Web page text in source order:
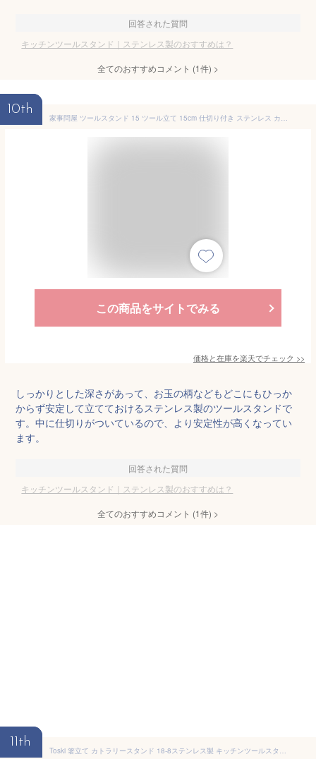
回答された質問
キッチンツールスタンド｜ステンレス製のおすすめは？
全てのおすすめコメント (1件) >
10th
家事問屋 ツールスタンド 15 ツール立て 15cm 仕切り付き ステンレス カトラリースタンド キッチンツールスタンド 便利 キッチンツール キッチン収納 日本製 39061
この商品をサイトでみる
価格と在庫を楽天でチェック >>
しっかりとした深さがあって、お玉の柄などもどこにもひっか
からず安定して立てておけるステンレス製のツールスタンドで
す。中に仕切りがついているので、より安定性が高くなってい
ます。
回答された質問
キッチンツールスタンド｜ステンレス製のおすすめは？
全てのおすすめコメント (1件) >
11th
Toski 箸立て カトラリースタンド 18-8ステンレス製 キッチンツールスタンド 箸入れ 食器入れ 水切り スプーン ツールスタンド ブラック